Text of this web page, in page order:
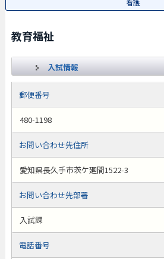
看護
教育福祉
入試情報
郵便番号
480-1198
お問い合わせ先住所
愛知県長久手市茨ケ廻間1522-3
お問い合わせ先部署
入試課
電話番号